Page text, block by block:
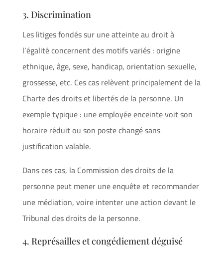
3. Discrimination
Les litiges fondés sur une atteinte au droit à
l’égalité concernent des motifs variés : origine
ethnique, âge, sexe, handicap, orientation sexuelle,
grossesse, etc. Ces cas relèvent principalement de la
Charte des droits et libertés de la personne. Un
exemple typique : une employée enceinte voit son
horaire réduit ou son poste changé sans
justification valable.
Dans ces cas, la Commission des droits de la
personne peut mener une enquête et recommander
une médiation, voire intenter une action devant le
Tribunal des droits de la personne.
4. Représailles et congédiement déguisé